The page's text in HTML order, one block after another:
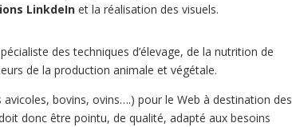
LinkdeIn et la réalisation des visuels.
des techniques d’élevage, de la nutrition de
de la production animale et végétale.
avicoles, bovins, ovins….) pour le Web à destination des
donc être pointu, de qualité, adapté aux besoins